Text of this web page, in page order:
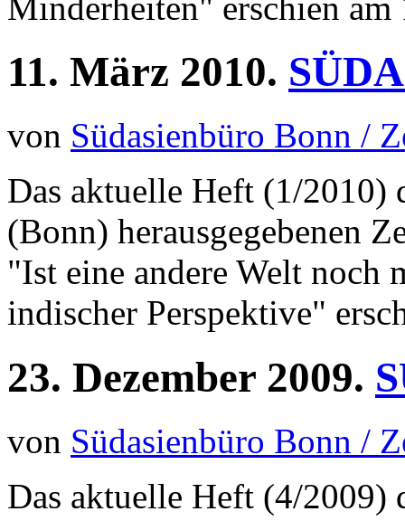
11. März 2010.
von Südasienbüro Bonn /
Das aktuelle Heft (1/2010)
(Bonn) herausgegebenen
"Ist eine andere Welt noch
indischer Perspektive"
23. Dezember 2009.
von Südasienbüro Bonn /
Das aktuelle Heft (4/2009)